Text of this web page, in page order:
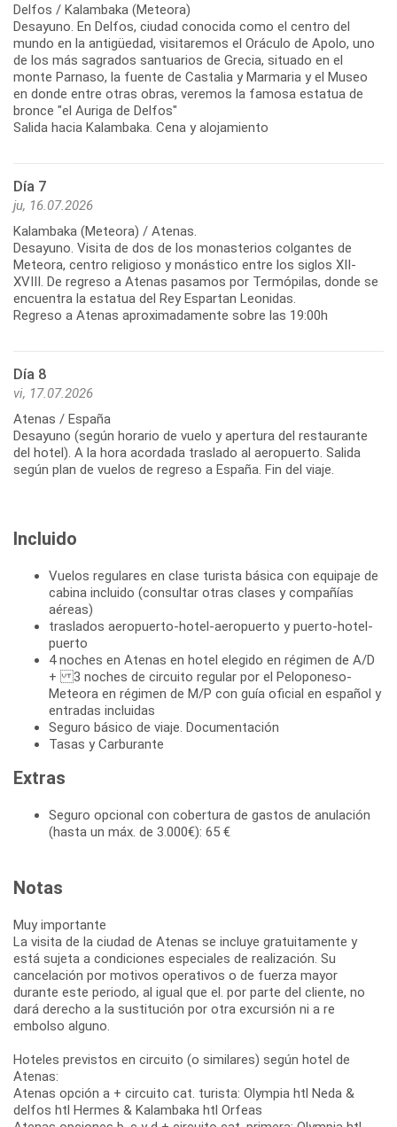
Delfos / Kalambaka (Meteora)
Desayuno. En Delfos, ciudad conocida como el centro del
mundo en la antigüedad, visitaremos el Oráculo de Apolo, uno
de los más sagrados santuarios de Grecia, situado en el
monte Parnaso, la fuente de Castalia y Marmaria y el Museo
en donde entre otras obras, veremos la famosa estatua de
bronce "el Auriga de Delfos"
Salida hacia Kalambaka. Cena y alojamiento
Día 7
ju, 16.07.2026
Kalambaka (Meteora) / Atenas.
Desayuno. Visita de dos de los monasterios colgantes de
Meteora, centro religioso y monástico entre los siglos XII-
XVIII. De regreso a Atenas pasamos por Termópilas, donde se
encuentra la estatua del Rey Espartan Leonidas.
Regreso a Atenas aproximadamente sobre las 19:00h
Día 8
vi, 17.07.2026
Atenas / España
Desayuno (según horario de vuelo y apertura del restaurante
del hotel). A la hora acordada traslado al aeropuerto. Salida
según plan de vuelos de regreso a España. Fin del viaje.
Incluido
Vuelos regulares en clase turista básica con equipaje de
cabina incluido (consultar otras clases y compañías
aéreas)
traslados aeropuerto-hotel-aeropuerto y puerto-hotel-
puerto
4 noches en Atenas en hotel elegido en régimen de A/D
+ 3 noches de circuito regular por el Peloponeso-
Meteora en régimen de M/P con guía oficial en español y
entradas incluidas
Seguro básico de viaje. Documentación
Tasas y Carburante
Extras
Seguro opcional con cobertura de gastos de anulación
(hasta un máx. de 3.000€): 65 €
Notas
Muy importante
La visita de la ciudad de Atenas se incluye gratuitamente y
está sujeta a condiciones especiales de realización. Su
cancelación por motivos operativos o de fuerza mayor
durante este periodo, al igual que el. por parte del cliente, no
dará derecho a la sustitución por otra excursión ni a re
embolso alguno.
Hoteles previstos en circuito (o similares) según hotel de
Atenas:
Atenas opción a + circuito cat. turista: Olympia htl Neda &
delfos htl Hermes & Kalambaka htl Orfeas